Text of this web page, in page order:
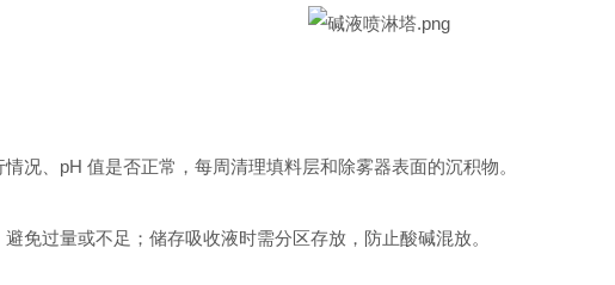
况、pH 值是否正常，每周清理填料层和除雾器表面的沉积物。
免过量或不足；储存吸收液时需分区存放，防止酸碱混放。